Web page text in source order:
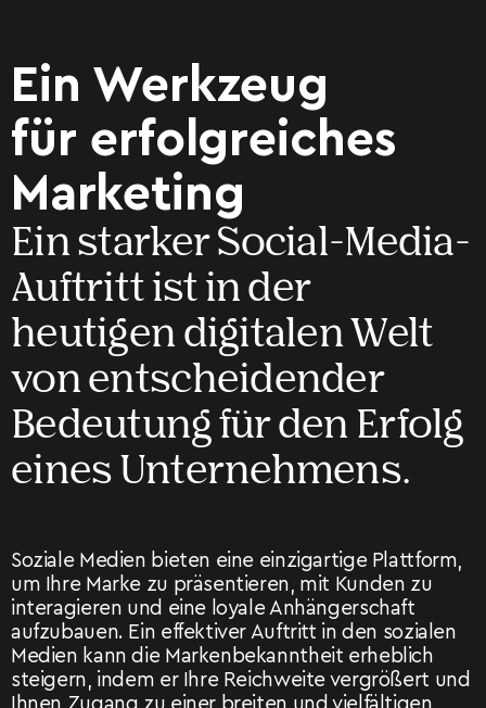
Ein Werkzeug
für erfolgreiches
Marketing
Ein starker Social-Media-
Auftritt ist in der
heutigen digitalen Welt
von entscheidender
Bedeutung für den Erfolg
eines Unternehmens.
Soziale Medien bieten eine einzigartige Plattform,
um Ihre Marke zu präsentieren, mit Kunden zu
interagieren und eine loyale Anhängerschaft
aufzubauen. Ein effektiver Auftritt in den sozialen
Medien kann die Markenbekanntheit erheblich
steigern, indem er Ihre Reichweite vergrößert und